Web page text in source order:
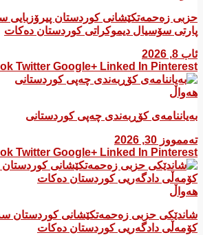
​حزبی زەحمەتکێشانی کوردستان پیرۆزبایی
پارتی سۆسیال دیموکراتی کوردستان دەکات
ئاب 8, 2026
Twitter Google+ Linked In Pinterest
هەواڵ
بەیاننامەی کۆڕبەندی چەپی کوردستانی
تەممووز 30, 2026
Twitter Google+ Linked In Pinterest
هەواڵ
شاندێکی حزبی زەحمەتکێشانی کوردستان
کۆمەڵی دادگەریی کوردستان دەکات